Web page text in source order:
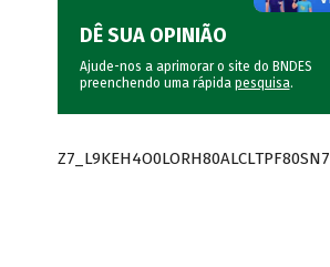
DÊ SUA OPINIÃO
Ajude-nos a aprimorar o site do BNDES
preenchendo uma rápida pesquisa.
Z7_L9KEH4O0LORH80ALCLTPF80SN7